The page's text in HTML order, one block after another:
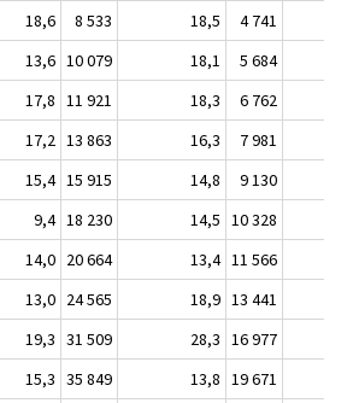
18,6 8 533 18,5
4 741
13,6 10 079 18,1
5 684
17,8 11 921 18,3
6 762
17,2 13 863 16,3
7 981
15,4 15 915 14,8
9 130
9,4 18 230 14,5 10 328
14,0 20 664 13,4 11 566
13,0 24 565 18,9 13 441
19,3 31 509 28,3 16 977
15,3 35 849 13,8 19 671